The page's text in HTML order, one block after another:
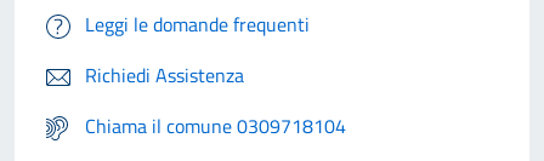
Leggi le domande frequenti
Richiedi Assistenza
Chiama il comune 0309718104